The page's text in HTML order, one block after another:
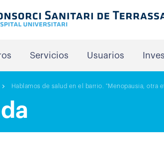
Servicios Usuarios
Hablamos de salud en el barrio. "Menopausia, otra